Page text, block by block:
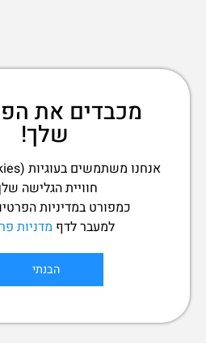
מכבדים את
שלך!
חוויית הגלישה
כמפורט במדיניות
למעבר לדף מדניות
הבנתי